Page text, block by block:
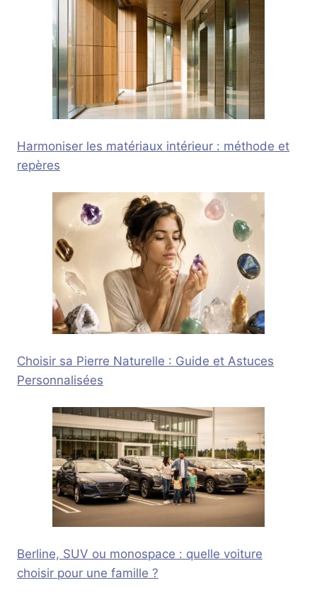
Harmoniser les matériaux intérieur : méthode et
repères
Choisir sa Pierre Naturelle : Guide et Astuces
Personnalisées
Berline, SUV ou monospace : quelle voiture
choisir pour une famille ?